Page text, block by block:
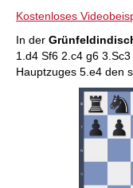
Kostenloses
In der
1.d4 Sf6 2.c4 g6
Hauptzuges 5.e4 den